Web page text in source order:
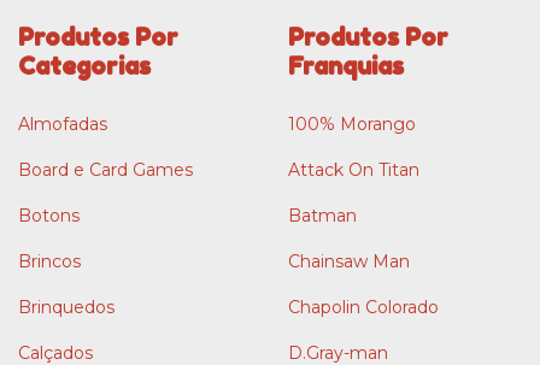
Produtos Por
Categorias
Almofadas
Board e Card Games
Botons
Brincos
Brinquedos
Calçados
Produtos Por
Franquias
100% Morango
Attack On Titan
Batman
Chainsaw Man
Chapolin Colorado
D.Gray-man